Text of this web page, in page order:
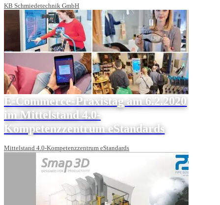
KB Schmiedetechnik GmbH
E-Commerce-Praxistag am 6.2.2020
im Mittelstand 4.0-
Kompetenzzentrum eStandards
Mittelstand 4.0-Kompetenzzentrum eStandards